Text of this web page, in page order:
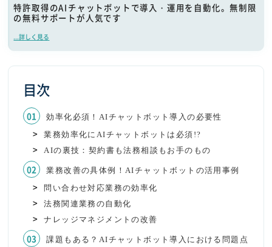
特許取得のAIチャットボットで導入・運用を自動化。無制限
の無料サポートが人気です
...詳しく見る
目次
効率化必須！AIチャットボット導入の必要性
業務効率化にAIチャットボットは必須!?
AIの裏技：契約書も法務相談もお手のもの
業務改善の具体例！AIチャットボットの活用事例
問い合わせ対応業務の効率化
法務関連業務の自動化
ナレッジマネジメントの改善
課題もある？AIチャットボット導入における問題点